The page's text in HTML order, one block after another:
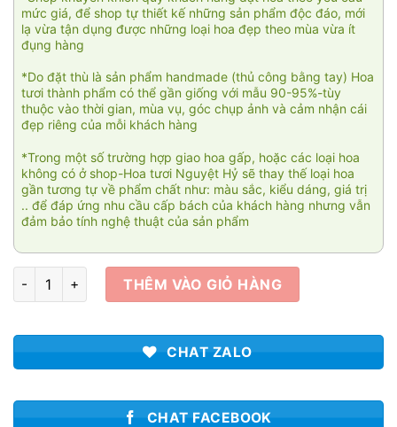
mức giá, để shop tự thiết kế những sản phẩm độc đáo, mới
lạ vừa tận dụng được những loại hoa đẹp theo mùa vừa ít
đụng hàng
*Do đặt thù là sản phẩm handmade (thủ công bằng tay) Hoa
tươi thành phẩm có thể gần giống với mẫu 90-95%-tùy
thuộc vào thời gian, mùa vụ, góc chụp ảnh và cảm nhận cái
đẹp riêng của mỗi khách hàng
*Trong một số trường hợp giao hoa gấp, hoặc các loại hoa
không có ở shop-Hoa tươi Nguyệt Hỷ sẽ thay thế loại hoa
gần tương tự về phẩm chất như: màu sắc, kiểu dáng, giá trị
.. để đáp ứng nhu cầu cấp bách của khách hàng nhưng vẫn
đảm bảo tính nghệ thuật của sản phẩm
Tuổi nào cho em SN326 số lượng
THÊM VÀO GIỎ HÀNG
CHAT ZALO
CHAT FACEBOOK